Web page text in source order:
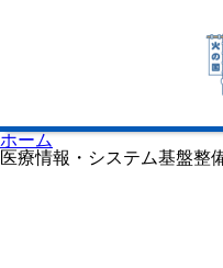
ホーム
医療情報・システム基盤整
口
国
熊